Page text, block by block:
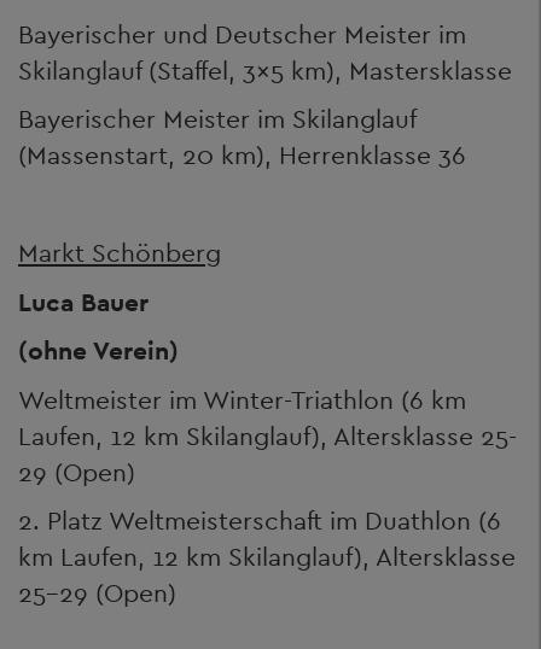
Bayerischer und Deutscher Meister im
Skilanglauf (Staffel, 3x5 km), Mastersklasse
Bayerischer Meister im Skilanglauf
(Massenstart, 20 km), Herrenklasse 36
Markt Schönberg
Luca Bauer
(ohne Verein)
Weltmeister im Winter-Triathlon (6 km
Laufen, 12 km Skilanglauf), Altersklasse 25-
29 (Open)
2. Platz Weltmeisterschaft im Duathlon (6
km Laufen, 12 km Skilanglauf), Altersklasse
25-29 (Open)